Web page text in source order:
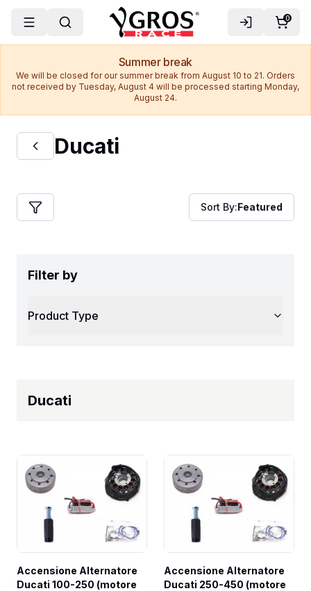
0
Summer break
We will be closed for our summer break from August 10 to 21. Orders
not received by Tuesday, August 4 will be processed starting Monday,
August 24.
Ducati
Sort By:Featured
Filter by
Product Type
Ducati
Accensione Alternatore
Ducati 100-250 (motore
Accensione Alternatore
Ducati 250-450 (motore